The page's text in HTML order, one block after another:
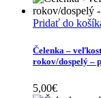
Pridať do
Čelenka –
rokov/dospelý –
5,00€